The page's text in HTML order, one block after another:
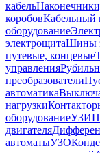
кабель
коробовКабельный
оборудование
электрощитаШины
путевые, концевые
управления
преобразователи
автоматика
нагрузки
оборудованиеУЗИП
двигателя
автоматыУЗО